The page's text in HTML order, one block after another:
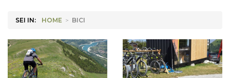
SEI IN: HOME > BICI